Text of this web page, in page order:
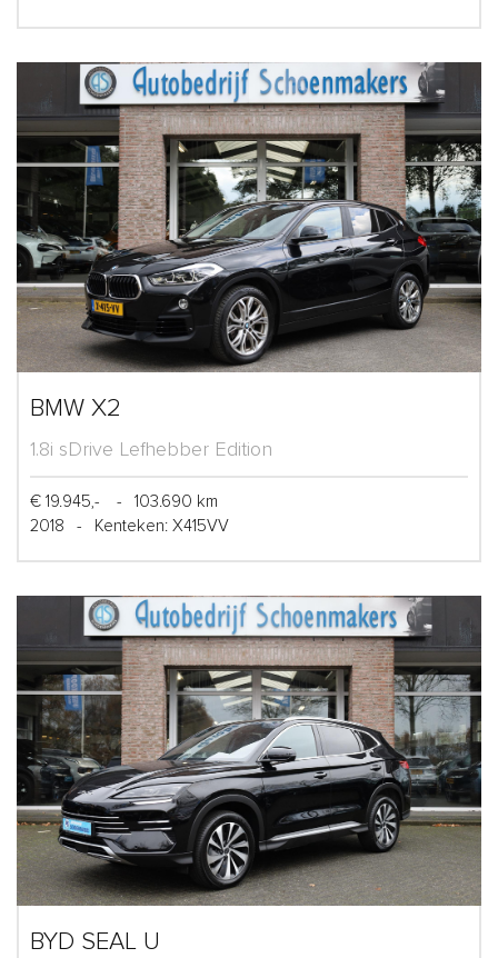
BMW X2
1.8i sDrive Lefhebber Edition
€ 19.945,- -
103.690 km
2018
- Kenteken: X415VV
BYD SEAL U